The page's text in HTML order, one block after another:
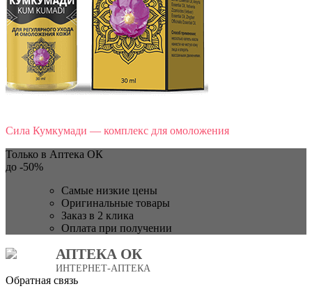
Сила Кумкумади — комплекс для омоложения
Только в Аптека ОК
до -50%
Самые низкие цены
Оригинальные товары
Заказ в 2 клика
Оплата при получении
АПТЕКА ОК
ИНТЕРНЕТ-АПТЕКА
Обратная связь